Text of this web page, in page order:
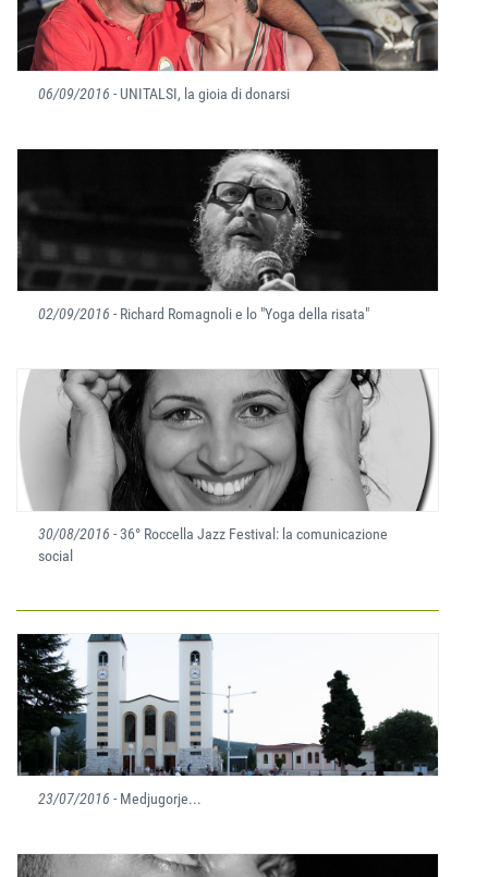
06/09/2016 - UNITALSI, la gioia di donarsi
02/09/2016 - Richard Romagnoli e lo "Yoga della risata"
30/08/2016 - 36° Roccella Jazz Festival: la comunicazione
social
23/07/2016 - Medjugorje...